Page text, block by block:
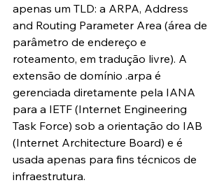
apenas um TLD: a ARPA, Address
and Routing Parameter Area (área de
parâmetro de endereço e
roteamento, em tradução livre). A
extensão de domínio .arpa é
gerenciada diretamente pela IANA
para a IETF (Internet Engineering
Task Force) sob a orientação do IAB
(Internet Architecture Board) e é
usada apenas para fins técnicos de
infraestrutura.